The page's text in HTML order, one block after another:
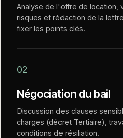
Analyse de l'offre de location,
risques et rédaction de la
fixer les points clés.
02
Négociation du bail
Discussion des clauses
charges (décret Tertiaire),
conditions de résiliation.